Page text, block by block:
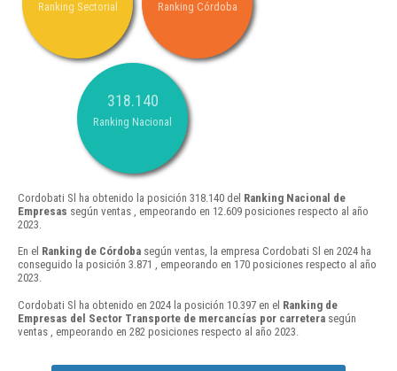
Ranking Sectorial Ranking Córdoba
318.140
Ranking Nacional
Cordobati Sl ha obtenido la posición 318.140 del Ranking Nacional de
Empresas según ventas , empeorando en 12.609 posiciones respecto al año
2023.
En el Ranking de Córdoba según ventas, la empresa Cordobati Sl en 2024 ha
conseguido la posición 3.871 , empeorando en 170 posiciones respecto al año
2023.
Cordobati Sl ha obtenido en 2024 la posición 10.397 en el Ranking de
Empresas del Sector Transporte de mercancías por carretera según
ventas , empeorando en 282 posiciones respecto al año 2023.